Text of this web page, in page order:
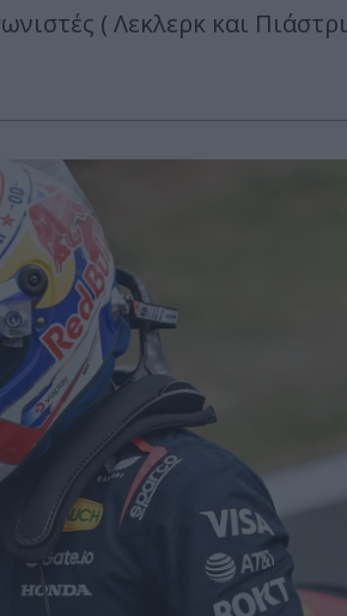
( Λεκλερκ και